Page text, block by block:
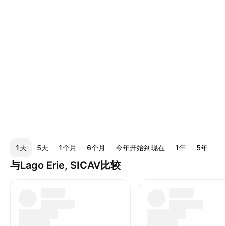
1天 5天 1个月 6个月 今年开始到现在 1年 5年
与Lago Erie, SICAV比较